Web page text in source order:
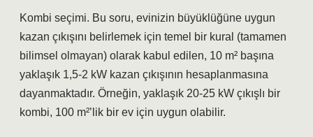
Kombi seçimi. Bu soru, evinizin büyüklüğüne uygun
kazan çıkışını belirlemek için temel bir kural (tamamen
bilimsel olmayan) olarak kabul edilen, 10 m² başına
yaklaşık 1,5-2 kW kazan çıkışının hesaplanmasına
dayanmaktadır. Örneğin, yaklaşık 20-25 kW çıkışlı bir
kombi, 100 m²’lik bir ev için uygun olabilir.